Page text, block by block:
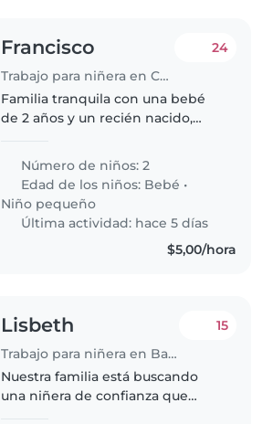
Francisco
Trabajo para niñera en Cuenca
24
Familia tranquila con una bebé
de 2 años y un recién nacido,
de dos años
Número de niños: 2
Edad de los niños: Bebé •
Niño pequeño
Última actividad: hace 5 días
$5,00/hora
Lisbeth
Trabajo para niñera en Babahoyo
15
Nuestra familia está buscando
una niñera de confianza que